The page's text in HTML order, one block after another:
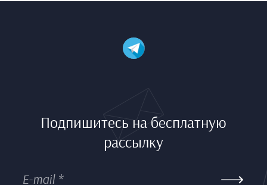
Подпишитесь на бесплатную
рассылку